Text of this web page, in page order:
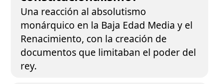
Una reacción al absolutismo
monárquico en la Baja Edad Media y el
Renacimiento, con la creación de
documentos que limitaban el poder del
rey.